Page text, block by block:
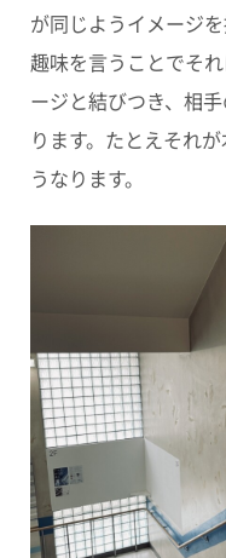
が同じようイメージ
趣味を言うことでそ
ージと結びつき、相
ります。たとえそれ
うなります。